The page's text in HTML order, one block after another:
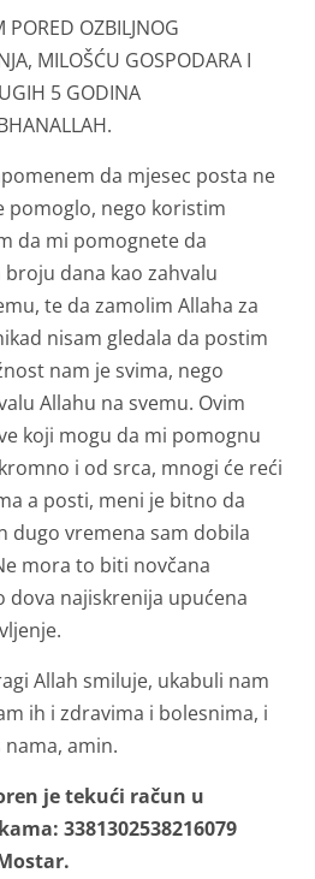
PORED OZBILJNOG
MILOŠĆU GOSPODARA I
5 GODINA
da mjesec posta ne
pomoglo, nego koristim
da mi pomognete da
dana kao zahvalu
te da zamolim Allaha za
nisam gledala da postim
nam je svima, nego
Allahu na svemu. Ovim
koji mogu da mi pomognu
i od srca, mnogi će reći
a posti, meni je bitno da
dugo vremena sam dobila
mora to biti novčana
dova najiskrenija upućena
Allah smiluje, ukabuli nam
ih i zdravima i bolesnima, i
amin.
je tekući račun u
3381302538216079